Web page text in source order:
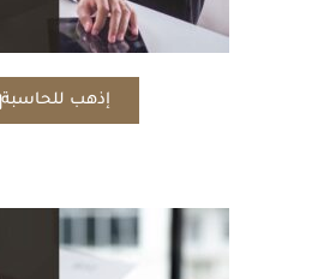
إذهب للحاسبة